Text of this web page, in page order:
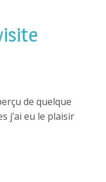
de quelque
j’ai eu le plaisir